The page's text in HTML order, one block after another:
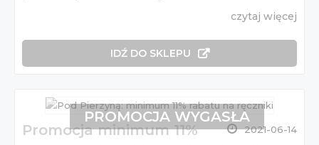
czytaj więcej
IDŹ DO SKLEPU
Promocja minimum 11% 2021-06-14
PROMOCJA WYGASŁA